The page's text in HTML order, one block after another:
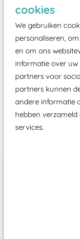
cookies
We gebruiken
personaliseren,
en om ons
informatie over
partners voor
partners kunnen
andere informatie
hebben
services.
moet zijn van
certificering,
aangewezen
Wij ook
ze toch binnen
Past er